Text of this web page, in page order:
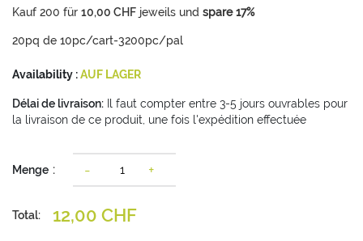
Kauf 200 für 10,00 CHF jeweils und spare17%
20pq de 10pc/cart-3200pc/pal
Availability :AUF LAGER
Délai de livraison: Il faut compter entre 3-5 jours ouvrables pour
la livraison de ce produit, une fois l'expédition effectuée
Menge +
-
Total: 12,00 CHF